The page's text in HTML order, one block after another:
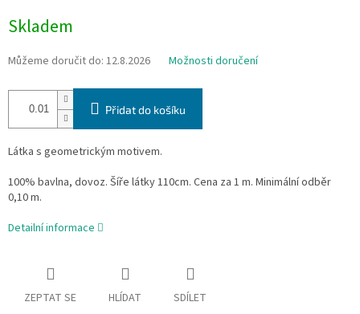
cena:
Skladem
Můžeme doručit do: 12.8.2026 Možnosti doručení
Přidat do košíku
Látka s geometrickým motivem.
100% bavlna, dovoz. Šíře látky 110cm. Cena za 1 m. Minimální odběr
0,10 m.
Detailní informace
ZEPTAT SE HLÍDAT SDÍLET